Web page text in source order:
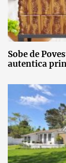
Sobe de
autentica